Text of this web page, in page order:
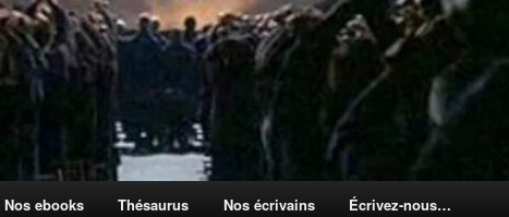
Nos ebooks Thésaurus Nos écrivains Écrivez-nous…